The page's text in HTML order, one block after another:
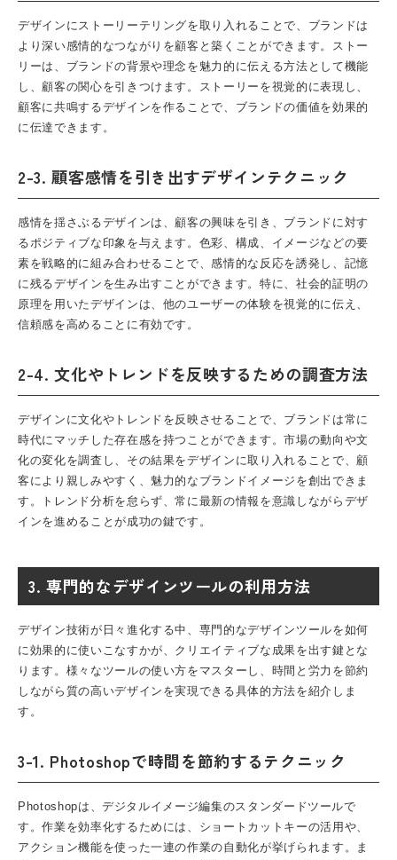
デザインにストーリーテリングを取り入れることで、ブランドは
より深い感情的なつながりを顧客と築くことができます。ストー
リーは、ブランドの背景や理念を魅力的に伝える方法として機能
し、顧客の関心を引きつけます。ストーリーを視覚的に表現し、
顧客に共鳴するデザインを作ることで、ブランドの価値を効果的
に伝達できます。
2-3. 顧客感情を引き出すデザインテクニック
感情を揺さぶるデザインは、顧客の興味を引き、ブランドに対す
るポジティブな印象を与えます。色彩、構成、イメージなどの要
素を戦略的に組み合わせることで、感情的な反応を誘発し、記憶
に残るデザインを生み出すことができます。特に、社会的証明の
原理を用いたデザインは、他のユーザーの体験を視覚的に伝え、
信頼感を高めることに有効です。
2-4. 文化やトレンドを反映するための調査方法
デザインに文化やトレンドを反映させることで、ブランドは常に
時代にマッチした存在感を持つことができます。市場の動向や文
化の変化を調査し、その結果をデザインに取り入れることで、顧
客により親しみやすく、魅力的なブランドイメージを創出できま
す。トレンド分析を怠らず、常に最新の情報を意識しながらデザ
インを進めることが成功の鍵です。
3. 専門的なデザインツールの利用方法
デザイン技術が日々進化する中、専門的なデザインツールを如何
に効果的に使いこなすかが、クリエイティブな成果を出す鍵とな
ります。様々なツールの使い方をマスターし、時間と労力を節約
しながら質の高いデザインを実現できる具体的方法を紹介しま
す。
3-1. Photoshopで時間を節約するテクニック
Photoshopは、デジタルイメージ編集のスタンダードツールで
す。作業を効率化するためには、ショートカットキーの活用や、
アクション機能を使った一連の作業の自動化が挙げられます。ま